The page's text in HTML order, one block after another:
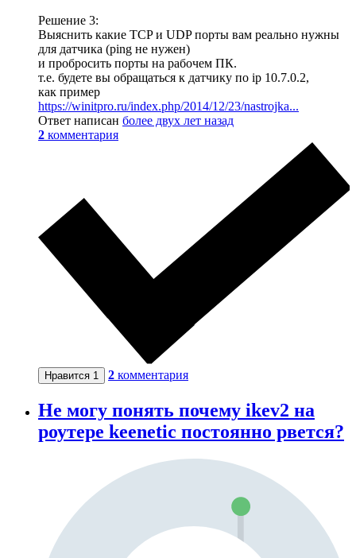
Решение 3:
Выяснить какие TCP и UDP порты вам реально нужны
для датчика (ping не нужен)
и пробросить порты на рабочем ПК.
т.е. будете вы обращаться к датчику по ip 10.7.0.2,
как пример
https://winitpro.ru/index.php/2014/12/23/nastrojka...
Ответ написан более двух лет назад
2 комментария
Нравится 1 2 комментария
Не могу понять почему ikev2 на
роутере keenetic постоянно рвется?